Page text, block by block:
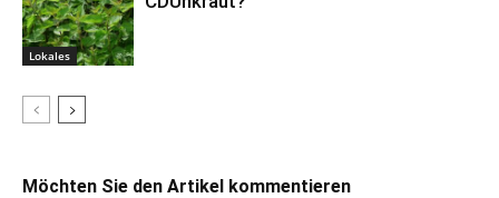
Lokales
Möchten Sie den Artikel kommentieren